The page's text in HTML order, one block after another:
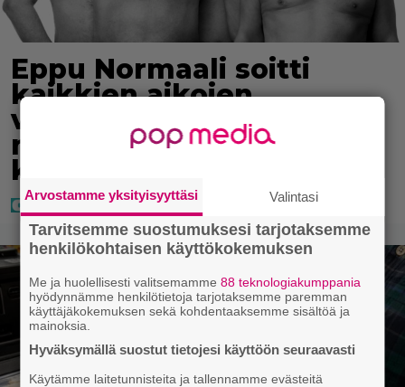
Eppu Normaali soitti
kaikkien aikojen
viimeisen konserttinsa –
nämä kappaleet sillä
kuultiin
Arvostamme yksityisyyttäsi Valintasi
Tarvitsemme suostumuksesi tarjotaksemme
henkilökohtaisen käyttökokemuksen
Me ja huolellisesti valitsemamme88 teknologiakumppania
hyödynnämme henkilötietoja tarjotaksemme paremman
käyttäjäkokemuksen sekä kohdentaaksemme sisältöä ja
mainoksia.
Hyväksymällä suostut tietojesi käyttöön seuraavasti
Käytämme laitetunnisteita ja tallennamme evästeitä